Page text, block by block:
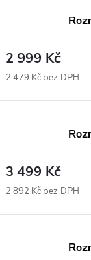
2 999 Kč
2 479 Kč bez DPH
3 499 Kč
2 892 Kč bez DPH